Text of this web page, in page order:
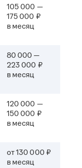
105 000 —
175 000 ₽
в месяц
80 000 —
223 000 ₽
в месяц
120 000 —
150 000 ₽
в месяц
от 130 000 ₽
в месяц